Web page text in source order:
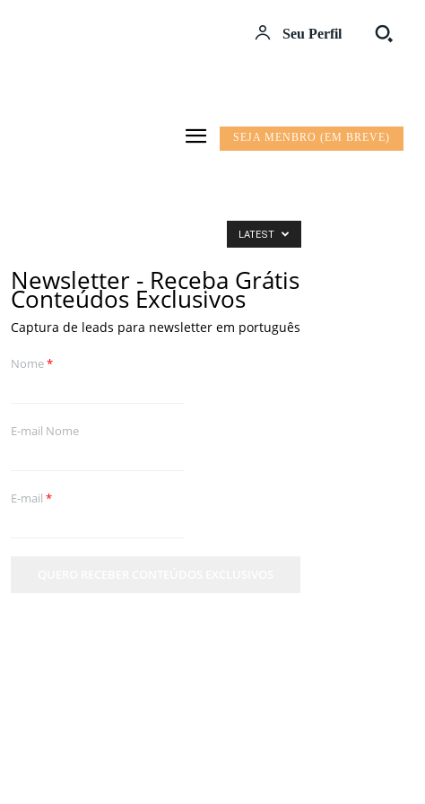
Seu Perfil
SEJA MENBRO (EM BREVE)
LATEST
Newsletter - Receba Grátis
Conteúdos Exclusivos
Captura de leads para newsletter em português
Nome*
E-mail Nome
E-mail *